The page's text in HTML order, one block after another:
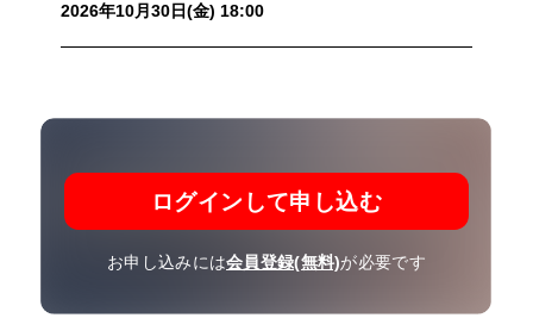
2026年10月30日(金) 18:00
ログインして申し込む
お申し込みには会員登録(無料)が必要です